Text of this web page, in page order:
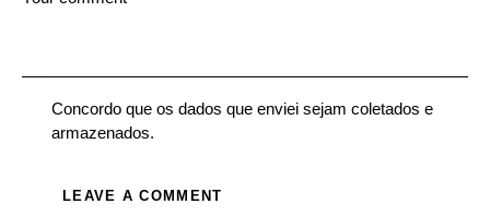
Concordo que os dados que enviei sejam coletados e
armazenados.